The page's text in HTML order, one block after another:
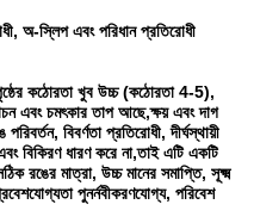
অ-স্লিপ এবং পরিধান প্রতিরোধী
কঠোরতা খুব উচ্চ (কঠোরতা 4-5),
এবং চমৎকার তাপ আছে,ক্ষয় এবং দাগ
বিবর্ণতা প্রতিরোধী, দীর্ঘস্থায়ী
বিকিরণ ধারণ করে না,তাই এটি একটি
রঙের মাত্রা, উচ্চ মানের সমাপ্তি, সূক্ষ্ম
পুনর্নবীকরণযোগ্য, পরিবেশ